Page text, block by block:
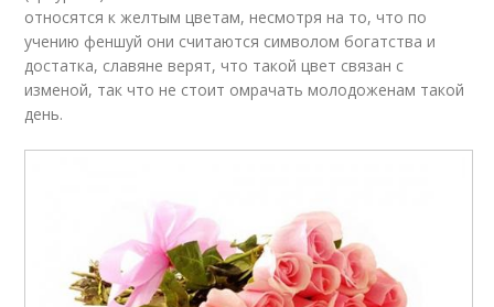
относятся к желтым цветам, несмотря на то, что по
учению феншуй они считаются символом богатства и
достатка, славяне верят, что такой цвет связан с
изменой, так что не стоит омрачать молодоженам такой
день.